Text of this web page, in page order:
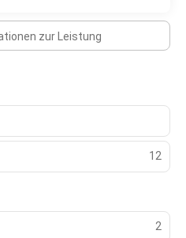
zur Leistung
12
2